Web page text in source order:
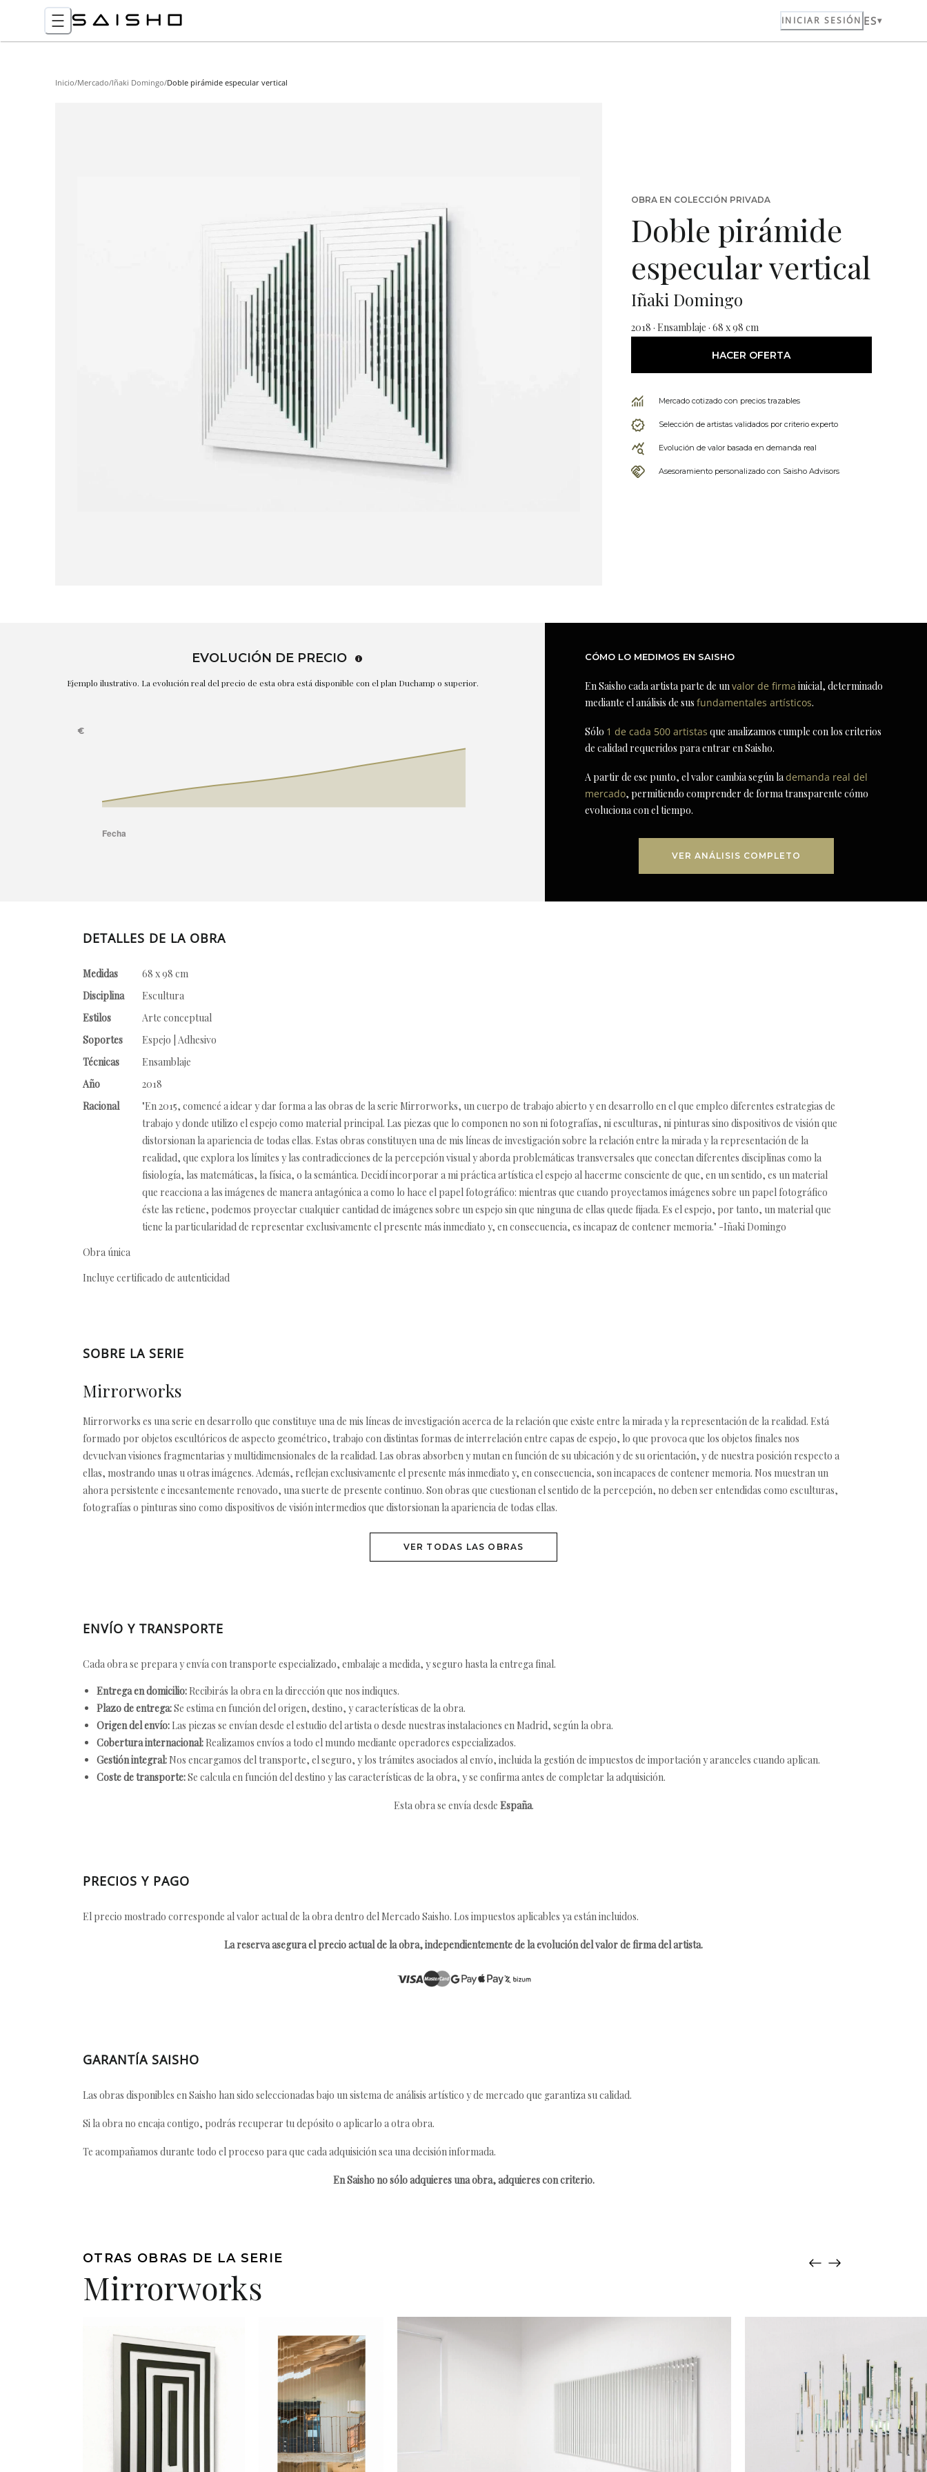
INICIAR SESIÓN ES
Inicio/Mercado/Iñaki Domingo/Doble pirámide especular vertical
OBRA EN COLECCIÓN PRIVADA
Doble pirámide
especular vertical
Iñaki Domingo
2018 · Ensamblaje · 68 x 98 cm
HACER OFERTA
Mercado cotizado con precios trazables
Selección de artistas validados por criterio experto
Evolución de valor basada en demanda real
Asesoramiento personalizado con Saisho Advisors
EVOLUCIÓN DE PRECIO
Ejemplo ilustrativo. La evolución real del precio de esta obra está disponible con el plan Duchamp o superior.
CÓMO LO MEDIMOS EN SAISHO
En Saisho cada artista parte de unvalor de firma inicial, determinado
mediante el análisis de susfundamentales artísticos.
Sólo 1 de cada 500 artistas que analizamos cumple con los criterios
de calidad requeridos para entrar en Saisho.
A partir de ese punto, el valor cambia según lademanda real del
mercado, permitiendo comprender de forma transparente cómo
evoluciona con el tiempo.
VER ANÁLISIS COMPLETO
DETALLES DE LA OBRA
Medidas
68 x 98 cm
Disciplina
Escultura
Estilos
Arte conceptual
Soportes
Espejo | Adhesivo
Técnicas
Ensamblaje
Año
2018
Racional
"En 2015, comencé a idear y dar forma a las obras de la serie Mirrorworks, un cuerpo de trabajo abierto y en desarrollo en el que empleo diferentes estrategias de
trabajo y donde utilizo el espejo como material principal. Las piezas que lo componen no son ni fotografías, ni esculturas, ni pinturas sino dispositivos de visión que
distorsionan la apariencia de todas ellas. Estas obras constituyen una de mis líneas de investigación sobre la relación entre la mirada y la representación de la
realidad, que explora los límites y las contradicciones de la percepción visual y aborda problemáticas transversales que conectan diferentes disciplinas como la
fisiología, las matemáticas, la física, o la semántica. Decidí incorporar a mi práctica artística el espejo al hacerme consciente de que, en un sentido, es un material
que reacciona a las imágenes de manera antagónica a como lo hace el papel fotográfico: mientras que cuando proyectamos imágenes sobre un papel fotográfico
éste las retiene, podemos proyectar cualquier cantidad de imágenes sobre un espejo sin que ninguna de ellas quede fijada. Es el espejo, por tanto, un material que
tiene la particularidad de representar exclusivamente el presente más inmediato y, en consecuencia, es incapaz de contener memoria." -Iñaki Domingo
Obra única
Incluye certificado de autenticidad
SOBRE LA SERIE
Mirrorworks
Mirrorworks es una serie en desarrollo que constituye una de mis líneas de investigación acerca de la relación que existe entre la mirada y la representación de la realidad. Está
formado por objetos escultóricos de aspecto geométrico, trabajo con distintas formas de interrelación entre capas de espejo, lo que provoca que los objetos finales nos
devuelvan visiones fragmentarias y multidimensionales de la realidad. Las obras absorben y mutan en función de su ubicación y de su orientación, y de nuestra posición respecto a
ellas, mostrando unas u otras imágenes. Además, reflejan exclusivamente el presente más inmediato y, en consecuencia, son incapaces de contener memoria. Nos muestran un
ahora persistente e incesantemente renovado, una suerte de presente continuo. Son obras que cuestionan el sentido de la percepción, no deben ser entendidas como esculturas,
fotografías o pinturas sino como dispositivos de visión intermedios que distorsionan la apariencia de todas ellas.
VER TODAS LAS OBRAS
ENVÍO Y TRANSPORTE
Cada obra se prepara y envía con transporte especializado, embalaje a medida, y seguro hasta la entrega final.
Entrega en domicilio: Recibirás la obra en la dirección que nos indiques.
Plazo de entrega:Se estima en función del origen, destino, y características de la obra.
Origen del envío: Las piezas se envían desde el estudio del artista o desde nuestras instalaciones en Madrid, según la obra.
Cobertura internacional: Realizamos envíos a todo el mundo mediante operadores especializados.
Gestión integral: Nos encargamos del transporte, el seguro, y los trámites asociados al envío, incluida la gestión de impuestos de importación y aranceles cuando aplican.
Coste de transporte:Se calcula en función del destino y las características de la obra, y se confirma antes de completar la adquisición.
Esta obra se envía desde España.
PRECIOS Y PAGO
El precio mostrado corresponde al valor actual de la obra dentro del Mercado Saisho. Los impuestos aplicables ya están incluidos.
La reserva asegura el precio actual de la obra, independientemente de la evolución del valor de firma del artista.
GARANTÍA SAISHO
Las obras disponibles en Saisho han sido seleccionadas bajo un sistema de análisis artístico y de mercado que garantiza su calidad.
Si la obra no encaja contigo, podrás recuperar tu depósito o aplicarlo a otra obra.
Te acompañamos durante todo el proceso para que cada adquisición sea una decisión informada.
En Saisho no sólo adquieres una obra, adquieres con criterio.
OTRAS OBRAS DE LA SERIE
Mirrorworks